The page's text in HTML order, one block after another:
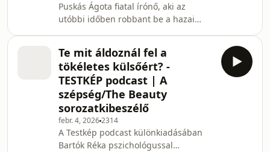
Puskás Ágota fiatal írónő, aki az
utóbbi időben robbant be a hazai
fiatal felnőttek életéről, mentális
témákról és a belső küzdelmekről
szólnak, erősen reflektálnak a saját
élményekre és generációs
helyzetekre. Első könyve, a "Hogy
bírod?" a húszas éveiben járó nők
pszichés nehézségeit, a szorongást,
magányt és kapcsolatokat v
Te mit áldoznál fel a
tökéletes külsőért? -
TESTKÉP podcast | A
szépség/The Beauty
sorozatkibeszélő
febr. 4, 20262314
A Testkép podcast különkiadásában
Bartók Réka pszichológussal